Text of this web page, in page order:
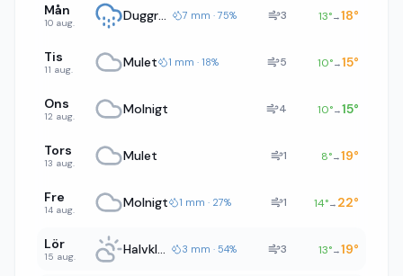
Mån
10 aug. Duggregn 7 mm · 75% 3 13°→18°
Tis
11 aug. Mulet 1 mm · 18% 5 10°→15°
Ons
12 aug. Molnigt 4 10°→15°
Tors
13 aug. Mulet 1 8°→19°
Fre
14 aug. Molnigt 1 mm · 27% 1 14°→ 22°
Lör
15 aug. Halvklart 3 mm · 54% 3 13°→19°